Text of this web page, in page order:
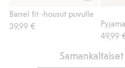
Barrel fit -housut puvulle
39,99 €
Pyjama
49,99